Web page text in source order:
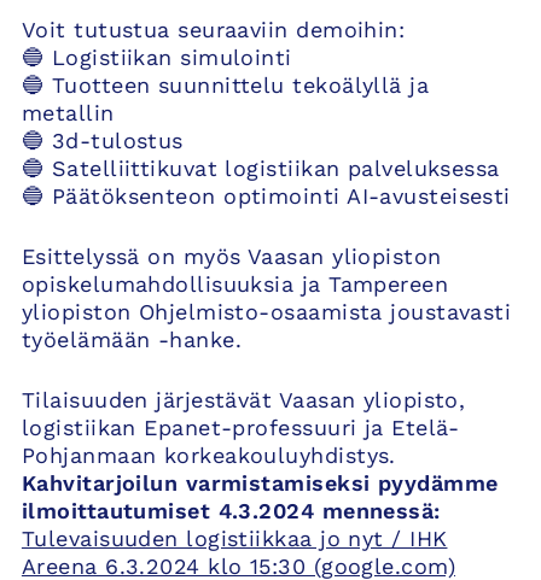
Voit tutustua seuraaviin demoihin:
🔵 Logistiikan simulointi
🔵 Tuotteen suunnittelu tekoälyllä ja
metallin
🔵 3d-tulostus
🔵 Satelliittikuvat logistiikan palveluksessa
🔵 Päätöksenteon optimointi AI-avusteisesti
Esittelyssä on myös Vaasan yliopiston
opiskelumahdollisuuksia ja Tampereen
yliopiston Ohjelmisto-osaamista joustavasti
työelämään -hanke.
Tilaisuuden järjestävät Vaasan yliopisto,
logistiikan Epanet-professuuri ja Etelä-
Pohjanmaan korkeakouluyhdistys.
Kahvitarjoilun varmistamiseksi pyydämme
ilmoittautumiset 4.3.2024 mennessä:
Tulevaisuuden logistiikkaa jo nyt / IHK
Areena 6.3.2024 klo 15:30 (google.com)